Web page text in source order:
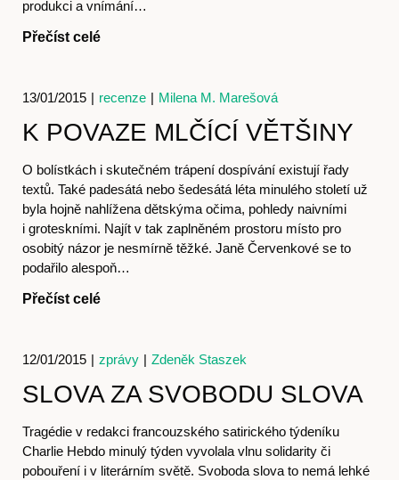
Akce
O nás
produkci a vnímání…
Přečíst celé
13/01/2015 | recenze | Milena M. Marešová
K POVAZE MLČÍCÍ VĚTŠINY
O bolístkách i skutečném trápení dospívání existují řady
textů. Také padesátá nebo šedesátá léta minulého století už
byla hojně nahlížena dětskýma očima, pohledy naivními
i groteskními. Najít v tak zaplněném prostoru místo pro
osobitý názor je nesmírně těžké. Janě Červenkové se to
podařilo alespoň…
Přečíst celé
12/01/2015 | zprávy | Zdeněk Staszek
SLOVA ZA SVOBODU SLOVA
Tragédie v redakci francouzského satirického týdeníku
Charlie Hebdo minulý týden vyvolala vlnu solidarity či
pobouření i v literárním světě. Svoboda slova to nemá lehké